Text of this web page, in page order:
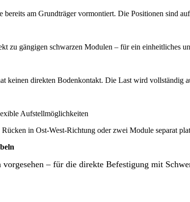
bereits am Grundträger vormontiert. Die Positionen sind
zu gängigen schwarzen Modulen – für ein einheitliches
keinen direkten Bodenkontakt. Die Last wird vollständig
Aufstellmöglichkeiten
in Ost-West-Richtung oder zwei Module separat
– für die direkte Befestigung mit